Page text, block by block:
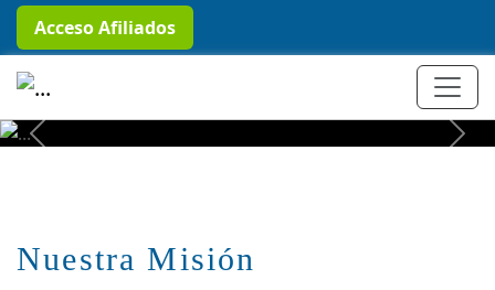
Acceso Afiliados
+ Conocer más
Previous Next
Nuestra Misión